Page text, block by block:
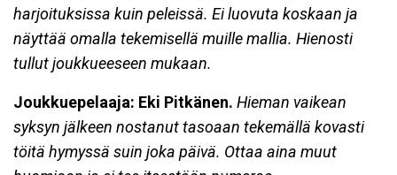
harjoituksissa kuin peleissä. Ei luovuta koskaan ja
näyttää omalla tekemisellä muille mallia. Hienosti
tullut joukkueeseen mukaan.
Joukkuepelaaja: Eki Pitkänen. Hieman vaikean
syksyn jälkeen nostanut tasoaan tekemällä kovasti
töitä hymyssä suin joka päivä. Ottaa aina muut